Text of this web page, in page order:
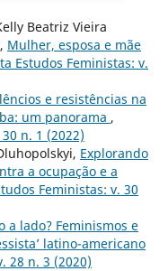
Beatriz Vieira
Mulher, esposa e mãe
Estudos Feministas: v.
e resistências na
um panorama ,
n. 1 (2022)
Explorando
a ocupação e a
Feministas: v. 30
a lado? Feminismos e
latino-americano
28 n. 3 (2020)